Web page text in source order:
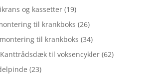
og kassetter (19)
til krankboks (26)
til krankboks (34)
til voksencykler (62)
(23)